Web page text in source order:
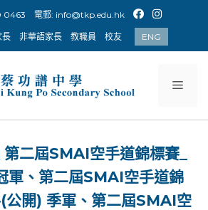
0463 電郵: info@tkp.edu.hk
長 非華語家長 教職員 校友 ENG
二屆SMAI空手道錦標賽_
軍、第二屆SMAI空手道錦
公開) 季軍、第二屆SMAI空